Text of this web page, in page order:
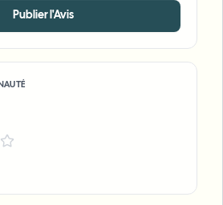
Publier l'Avis